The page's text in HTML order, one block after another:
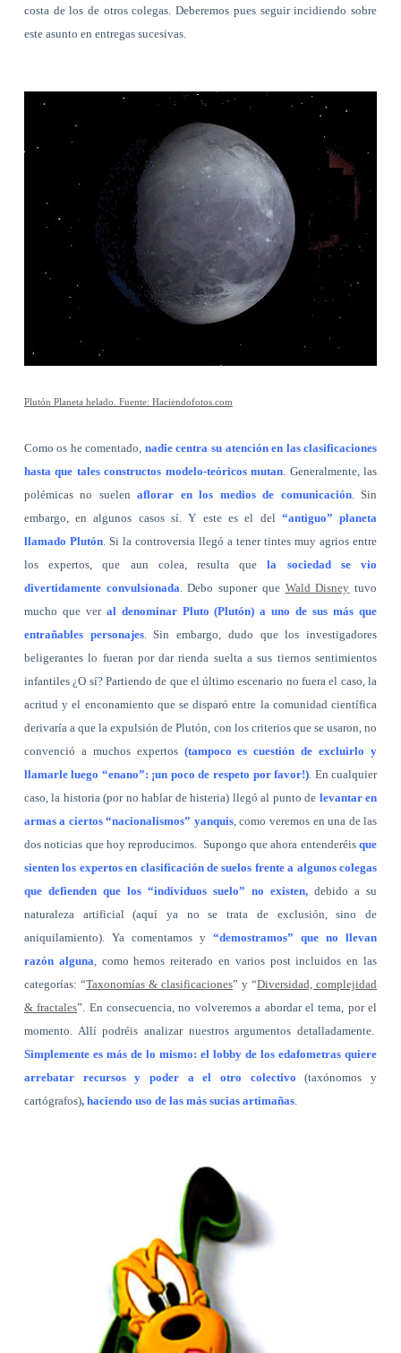
costa de los de otros colegas. Deberemos pues seguir incidiendo sobre
este asunto en entregas sucesivas.
Plutón Planeta helado. Fuente: Haciendofotos.com
Como os he comentado, nadie centra su atención en las clasificaciones
hasta que tales constructos modelo-teóricos mutan . Generalmente, las
polémicas no suelenaflorar en los medios de comunicación. Sin
embargo, en algunos casos sí. Y este es el del “antiguo” planeta
llamado Plutón. Si la controversia llegó a tener tintes muy agrios entre
los expertos, que aun colea, resulta quela sociedad se vio
divertidamente convulsionada . Debo suponer que Wald Disney tuvo
mucho que ver al denominar Pluto (Plutón) a uno de sus más que
entrañables personajes. Sin embargo, dudo que los investigadores
beligerantes lo fueran por dar rienda suelta a sus tiernos sentimientos
infantiles ¿O sí? Partiendo de que el último escenario no fuera el caso, la
acritud y el enconamiento que se disparó entre la comunidad científica
derivaría a que la expulsión de Plutón, con los criterios que se usaron, no
convenció a muchos expertos(tampoco es cuestión de excluirlo y
llamarle luego “enano”: ¡un poco de respeto por favor!) . En cualquier
caso, la historia (por no hablar de histeria) llegó al punto de levantar en
armas a ciertos “nacionalismos” yanquis, como veremos en una de las
dos noticias que hoy reproducimos.
Supongo que ahora entenderéisque
sienten los expertos en clasificación de suelos frente a algunos colegas
que defienden que los “individuos suelo” no existen, debido a su
naturaleza artificial (aquí ya no se trata de exclusión, sino de
aniquilamiento). Ya comentamos y“demostramos” que no llevan
razón alguna , como hemos reiterado en varios post incluidos en las
categorías: “Taxonomías & clasificaciones” y “Diversidad, complejidad
& fractales”. En consecuencia, no volveremos a abordar el tema, por el
momento. Allí podréis analizar nuestros argumentos detalladamente.
Simplemente es más de lo mismo: el lobby de los edafometras quiere
arrebatar recursos y poder a el otro colectivo(taxónomos y
cartógrafos), haciendo uso de las más sucias artimañas.